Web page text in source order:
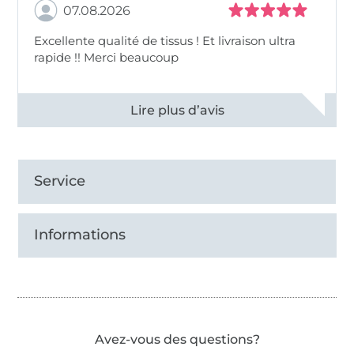
07.08.2026
Excellente qualité de tissus ! Et livraison ultra
rapide !! Merci beaucoup
Voir tous les 11497 commentaires
Service
Informations
Avez-vous des questions?